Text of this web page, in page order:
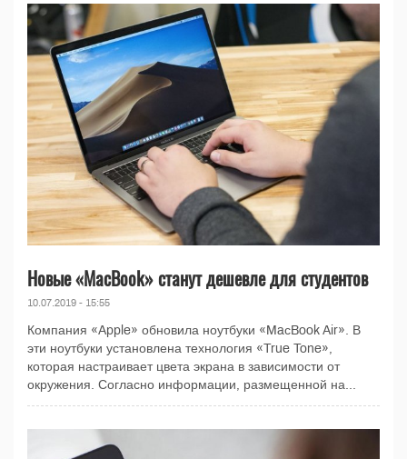
Новые «MaсBook» станут дешевле для студентов
10.07.2019 - 15:55
Компания «Apple» обновила ноутбуки «MaсBook Air». В
эти ноутбуки установлена технология «True Tone»,
которая настраивает цвета экрана в зависимости от
окружения. Согласно информации, размещенной на...